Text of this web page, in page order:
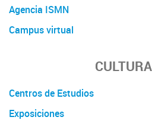
Agencia ISMN
Campus virtual
Centros de Estudios
Exposiciones